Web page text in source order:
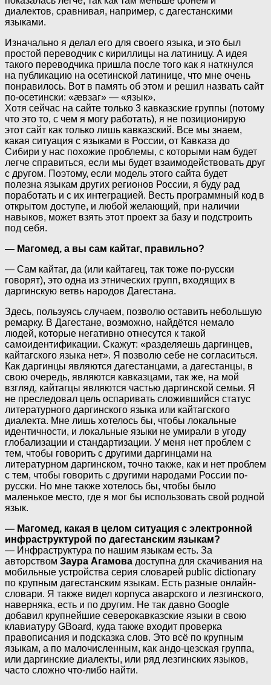
диалектов, сравнивая, например, с дагестанскими
языками.
Изначально я делал его для своего языка, и это был
простой переводчик с кириллицы на латиницу. А идея
такого переводчика пришла после того как я наткнулся
на публикацию на осетинской латинице, что мне очень
понравилось. Вот в память об этом и решил назвать сайт
по-осетински: «ӕвзаг» — «язык».
Хотя сейчас на сайте только 3 кавказские группы (потому
что это то, с чем я могу работать), я не позиционирую
этот сайт как только лишь кавказский. Все мы знаем,
какая ситуация с языками в России, от Кавказа до
Сибири у нас похожие проблемы, с которыми нам будет
легче справиться, если мы будет взаимодействовать друг
с другом. Поэтому, если модель этого сайта будет
полезна языкам других регионов России, я буду рад
поработать и с их интеграцией. Весть программный код в
открытом доступе, и любой желающий, при наличии
навыков, может взять этот проект за базу и подстроить
под себя.
— Магомед, а вы сам кайтаг, правильно?
— Сам кайтаг, да (или кайтагец, так тоже по-русски
говорят), это одна из этнических групп, входящих в
даргинскую ветвь народов Дагестана.
Здесь, пользуясь случаем, позволю оставить небольшую
ремарку. В Дагестане, возможно, найдётся немало
людей, которые негативно отнесутся к такой
самоидентификации. Скажут: «разделяешь даргинцев,
кайтагского языка нет». Я позволю себе не согласиться.
Как даргинцы являются дагестанцами, а дагестанцы, в
свою очередь, являются кавказцами, так же, на мой
взгляд, кайтагцы являются частью даргинской семьи. Я
не преследовал цель оспаривать сложившийся статус
литературного даргинского языка или кайтагского
диалекта. Мне лишь хотелось бы, чтобы локальные
идентичности, и локальные языки не умирали в угоду
глобализации и стандартизации. У меня нет проблем с
тем, чтобы говорить с другими даргинцами на
литературном даргинском, точно также, как и нет проблем
с тем, чтобы говорить с другими народами России по-
русски. Но мне также хотелось бы, чтобы было
маленькое место, где я мог бы использовать свой родной
язык.
— Магомед, какая в целом ситуация с электронной
инфраструктурой по дагестанским языкам?
— Инфраструктура по нашим языкам есть. За
авторством Заура Агамова доступна для скачивания на
мобильные устройства серия словарей public dictionary
по крупным дагестанским языкам. Есть разные онлайн-
словари. Я также видел корпуса аварского и лезгинского,
наверняка, есть и по другим. Не так давно Google
добавил крупнейшие северокавказские языки в свою
клавиатуру GBoard, куда также входит проверка
правописания и подсказка слов. Это всё по крупным
языкам, а по малочисленным, как андо-цезская группа,
или даргинские диалекты, или ряд лезгинских языков,
часто сложно что-либо найти.